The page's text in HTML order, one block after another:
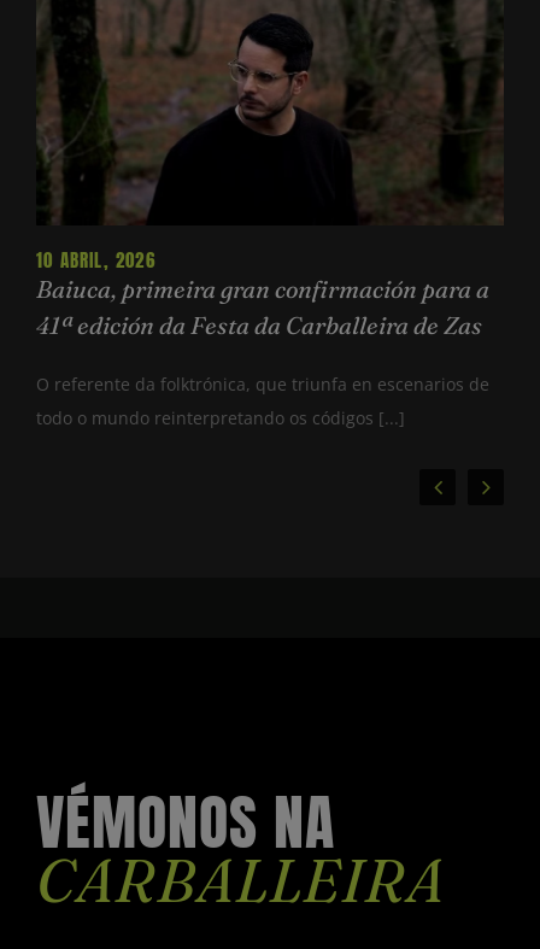
10 ABRIL, 2026
Baiuca, primeira gran confirmación para a
41ª edición da Festa da Carballeira de Zas
O referente da folktrónica, que triunfa en escenarios de
todo o mundo reinterpretando os códigos [...]
VÉMONOS NA
CARBALLEIRA